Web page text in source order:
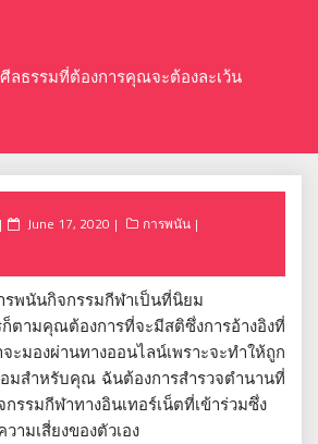
ลธรรมที่ต้องการคุณจะต้องละเว้น
Posted
June 17, 2020
การพนัน
รพนันกิจกรรมกีฬาเป็นที่นิยม
ามคุณต้องการที่จะมีสติซึ่งการอ้างอิงที่
มองผ่านทางออนไลน์เพราะจะทำให้ถูก
มสำหรับคุณ ฉันต้องการสำรวจตำนานที่
รรมกีฬาทางอินเทอร์เน็ตที่เข้าร่วมซึ่ง
มเสี่ยงของตัวเอง